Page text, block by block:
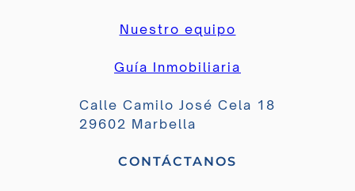
Nuestro equipo
Guía Inmobiliaria
Calle Camilo José Cela 18
29602 Marbella
CONTÁCTANOS